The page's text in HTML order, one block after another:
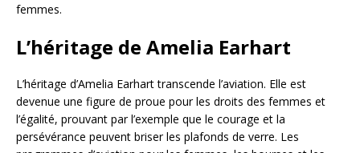
femmes.
L’héritage de Amelia Earhart
L’héritage d’Amelia Earhart transcende l’aviation. Elle est
devenue une figure de proue pour les droits des femmes et
l’égalité, prouvant par l’exemple que le courage et la
persévérance peuvent briser les plafonds de verre. Les